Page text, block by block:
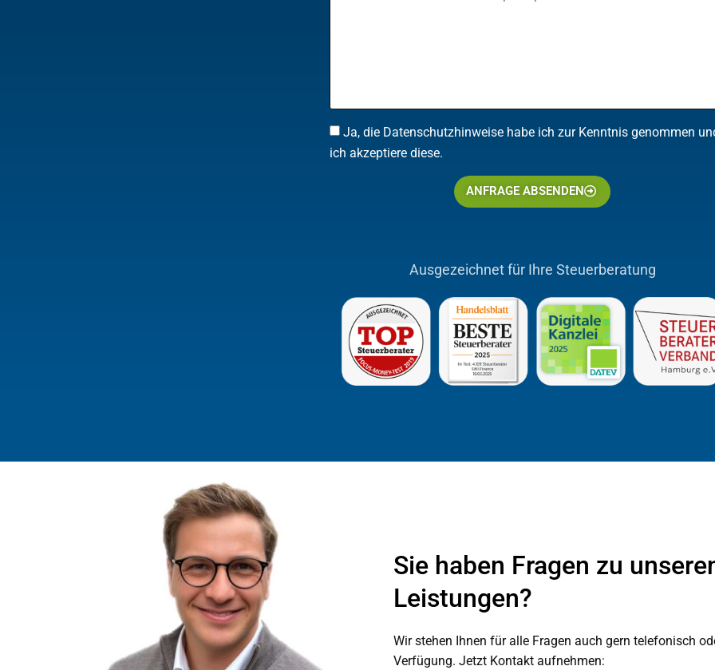
Ja, die Datenschutzhinweise habe ich zur Kenntnis genommen
ich akzeptiere diese.
ANFRAGE ABSENDEN
Ausgezeichnet für Ihre Steuerberatung
Sie haben Fragen zu
Leistungen?
Wir stehen Ihnen für alle Fragen auch gern telefonisch
Verfügung. Jetzt Kontakt aufnehmen: